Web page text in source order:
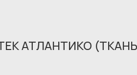
АТЛАНТИКО